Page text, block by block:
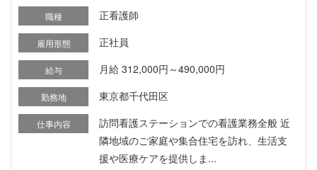
職種 正看護師
雇用形態 正社員
給与 月給 312,000円～490,000円
勤務地 東京都千代田区
仕事内容
訪問看護ステーションでの看護業務全般 近
隣地域のご家庭や集合住宅を訪れ、生活支
援や医療ケアを提供しま...